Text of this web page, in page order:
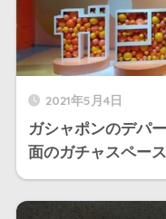
2021年5月4日
ガシャポンのデパ
面のガチャスペー